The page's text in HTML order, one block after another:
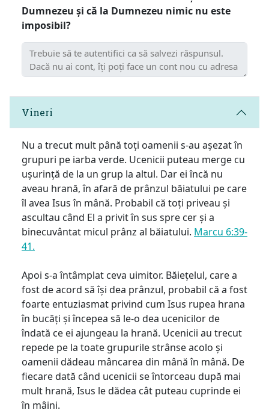
Dumnezeu și că la Dumnezeu nimic nu este
imposibil?
Vineri
Nu a trecut mult până toți oamenii s-au așezat în
grupuri pe iarba verde. Ucenicii puteau merge cu
ușurință de la un grup la altul. Dar ei încă nu
aveau hrană, în afară de prânzul băiatului pe care
îl avea Isus în mână. Probabil că toți priveau și
ascultau când El a privit în sus spre cer și a
binecuvântat micul prânz al băiatului. Marcu 6:39-
41.
Apoi s-a întâmplat ceva uimitor. Băiețelul, care a
fost de acord să își dea prânzul, probabil că a fost
foarte entuziasmat privind cum Isus rupea hrana
în bucăți și începea să le-o dea ucenicilor de
îndată ce ei ajungeau la hrană. Ucenicii au trecut
repede pe la toate grupurile strânse acolo și
oamenii dădeau mâncarea din mână în mână. De
fiecare dată când ucenicii se întorceau după mai
mult hrană, Isus le dădea cât puteau cuprinde ei
în mâini.